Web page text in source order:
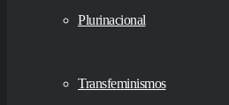
Plurinacional
Transfeminismos